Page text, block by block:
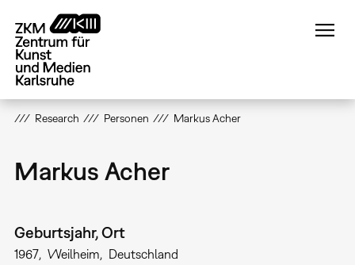
zum
Inhalt
Research Personen Markus Acher
Markus Acher
Geburtsjahr, Ort
1967 Weilheim Deutschland